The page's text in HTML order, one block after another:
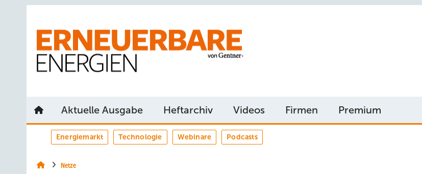
Aktuelle Ausgabe Heftarchiv Videos Firmen Premium
Energiemarkt Technologie Webinare Podcasts
Netze